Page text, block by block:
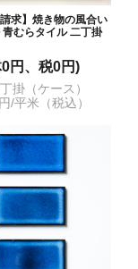
請求】焼き物の風合い
むらタイル 二丁掛
円、税0円)
掛（ケース）
/平米（税込）